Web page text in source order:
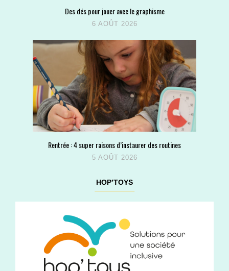
Des dés pour jouer avec le graphisme
6 AOÛT 2026
Rentrée : 4 super raisons d’instaurer des routines
5 AOÛT 2026
HOP’TOYS